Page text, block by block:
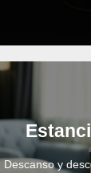
Descanso y